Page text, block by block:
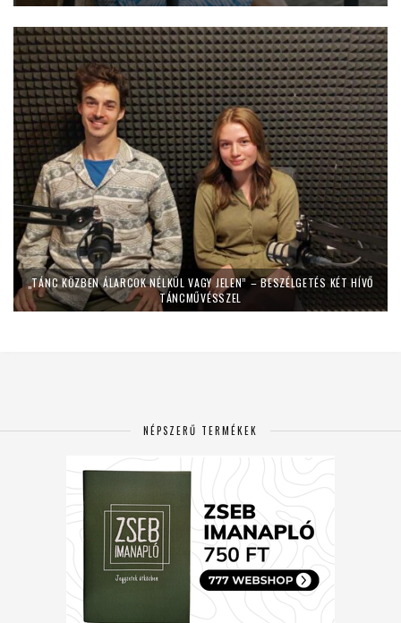
„TÁNC KÖZBEN ÁLARCOK NÉLKÜL VAGY JELEN” – BESZÉLGETÉS KÉT HÍVŐ
TÁNCMŰVÉSSZEL
NÉPSZERŰ TERMÉKEK